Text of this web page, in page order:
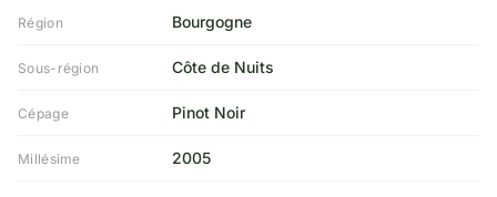
Région Bourgogne
Sous-région Côte de Nuits
Cépage Pinot Noir
Millésime 2005